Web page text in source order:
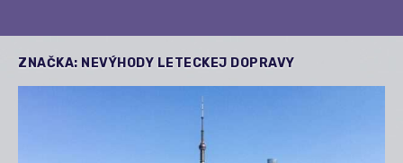
ZNAČKA: NEVÝHODY LETECKEJ DOPRAVY